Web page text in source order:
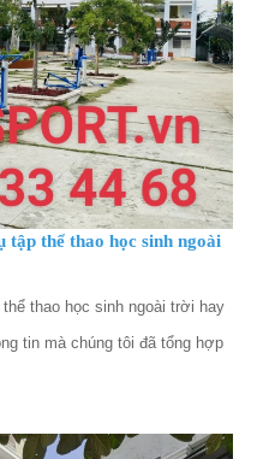
tập thể thao học sinh ngoài
thể thao học sinh ngoài trời hay
tin mà chúng tôi đã tổng hợp